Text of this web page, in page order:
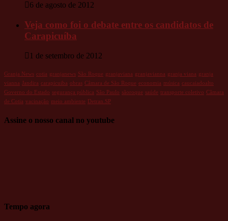
6 de agosto de 2012
Veja como foi o debate entre os candidatos de
Carapicuíba
1 de setembro de 2012
Granja News cotia granjanews São Roque granjaviana granjavianna granja viana granja
vianna
Jandira carapicuiba obras Câmara de São Roque economia música caucaiadoalto
Governo do Estado segurança pública São Paulo sãoroque saúde transporte coletivo Câmara
de Cotia vacinação meio ambiente Detran.SP
Assine o nosso canal no youtube
Tempo agora